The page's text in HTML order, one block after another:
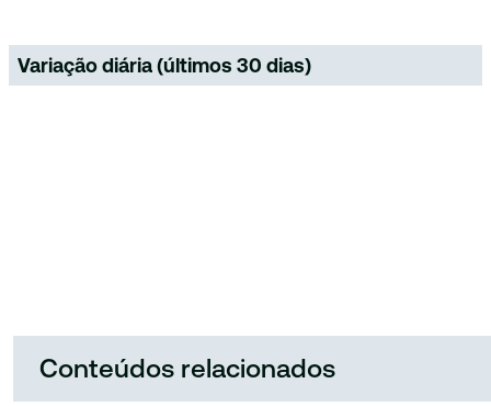
Variação diária (últimos 30 dias)
Conteúdos relacionados